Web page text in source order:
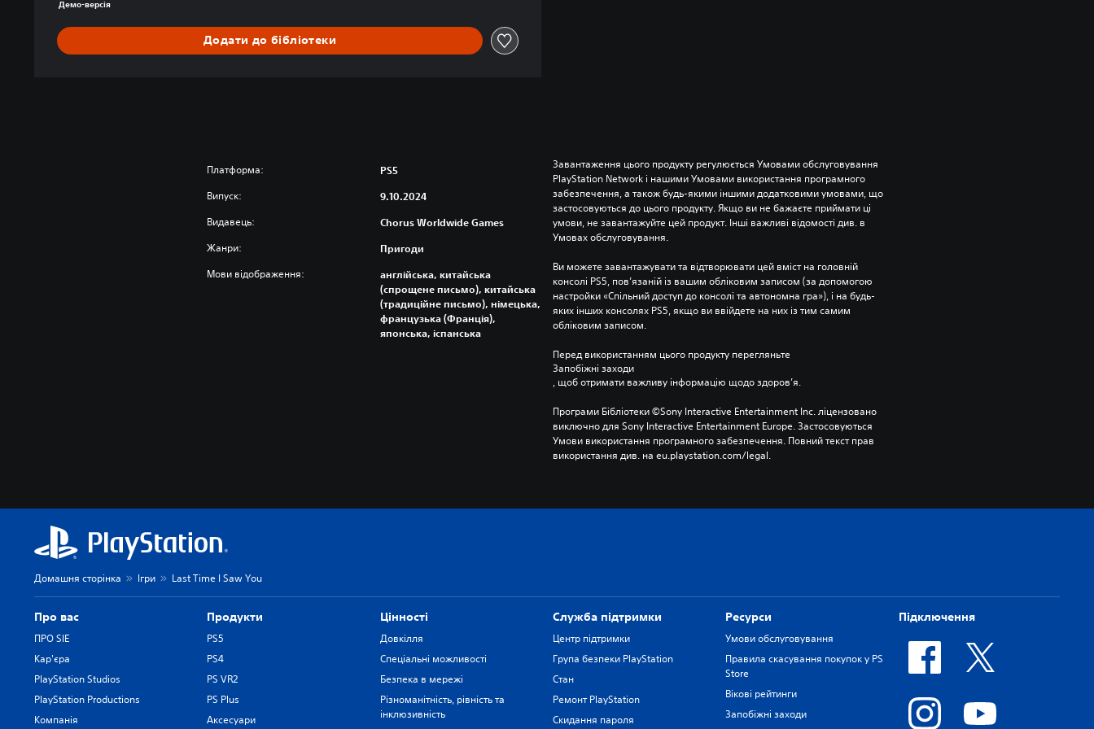
Демо-версія
Додати до бібліотеки
Платформа: PS5
Випуск: 9.10.2024
Видавець: Chorus Worldwide Games
Жанри: Пригоди
Мови відображення:
англійська, китайська
(спрощене письмо), китайська
(традиційне письмо), німецька,
французька (Франція),
японська, іспанська
Завантаження цього продукту регулюється Умовами обслуговування
PlayStation Network і нашими Умовами використання програмного
забезпечення, а також будь-якими іншими додатковими умовами, що
застосовуються до цього продукту. Якщо ви не бажаєте приймати ці
умови, не завантажуйте цей продукт. Інші важливі відомості див. в
Умовах обслуговування.
Ви можете завантажувати та відтворювати цей вміст на головній
консолі PS5, пов’язаній із вашим обліковим записом (за допомогою
настройки «Спільний доступ до консолі та автономна гра»), і на будь-
яких інших консолях PS5, якщо ви ввійдете на них із тим самим
обліковим записом.
Перед використанням цього продукту перегляньте
Запобіжні заходи
, щоб отримати важливу інформацію щодо здоров’я.
Програми Бібліотеки ©Sony Interactive Entertainment Inc. ліцензовано
виключно для Sony Interactive Entertainment Europe. Застосовуються
Умови використання програмного забезпечення. Повний текст прав
використання див. на eu.playstation.com/legal.
Домашня сторінка Ігри Last Time I Saw You
Про вас
ПРО SIE
Кар'єра
PlayStation Studios
PlayStation Productions
Компанія
Продукти
PS5
PS4
PS VR2
PS Plus
Аксесуари
Цiнностi
Довкілля
Спеціальні можливості
Безпека в мережі
Різноманітність, рівність та
інклюзивність
Служба підтримки
Центр підтримки
Група безпеки PlayStation
Стан
Ремонт PlayStation
Скидання пароля
Ресурси
Умови обслуговування
Правила скасування покупок у PS
Store
Вікові рейтинги
Запобіжні заходи
Підключення